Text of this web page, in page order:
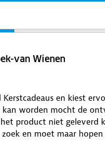
van Wienen
Kerstcadeaus en kiest
worden mocht de
product niet geleverd
zoek en moet maar